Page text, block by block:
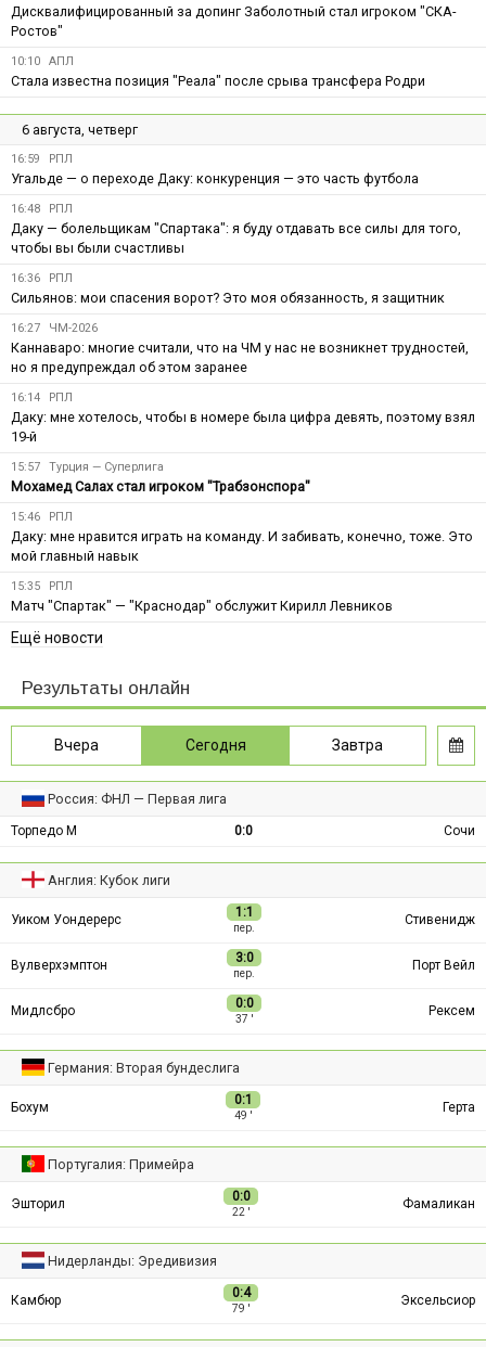
Дисквалифицированный за допинг Заболотный стал игроком "СКА-
Ростов"
10:10 АПЛ
Стала известна позиция "Реала" после срыва трансфера Родри
6 августа, четверг
16:59 РПЛ
Угальде — о переходе Даку: конкуренция — это часть футбола
16:48 РПЛ
Даку — болельщикам "Спартака": я буду отдавать все силы для того,
чтобы вы были счастливы
16:36 РПЛ
Сильянов: мои спасения ворот? Это моя обязанность, я защитник
16:27 ЧМ-2026
Каннаваро: многие считали, что на ЧМ у нас не возникнет трудностей,
но я предупреждал об этом заранее
16:14 РПЛ
Даку: мне хотелось, чтобы в номере была цифра девять, поэтому взял
19-й
15:57 Турция — Суперлига
Мохамед Салах стал игроком "Трабзонспора"
15:46 РПЛ
Даку: мне нравится играть на команду. И забивать, конечно, тоже. Это
мой главный навык
15:35 РПЛ
Матч "Спартак" — "Краснодар" обслужит Кирилл Левников
Ещё новости
Результаты онлайн
Вчера Сегодня Завтра
Россия: ФНЛ — Первая лига
Торпедо М 0:0 Сочи
Англия: Кубок лиги
Уиком Уондерерс 1:1
пер.
Стивенидж
Вулверхэмптон 3:0
пер.
Порт Вейл
Мидлсбро 0:0
37 ′
Рексем
Германия: Вторая бундеслига
Бохум 0:1
49 ′
Герта
Португалия: Примейра
Эшторил 0:0
22 ′
Фамаликан
Нидерланды: Эредивизия
Камбюр 0:4
79 ′
Эксельсиор